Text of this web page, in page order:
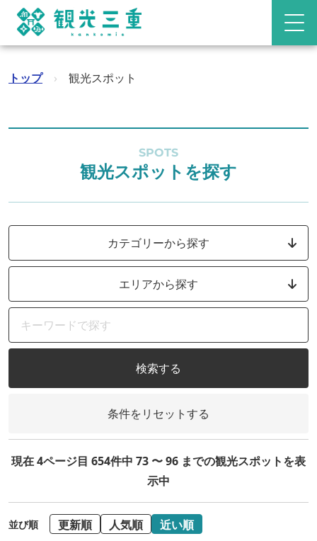
トップ › 観光スポット
SPOTS
観光スポットを探す
カテゴリーから探す
エリアから探す
検索する
条件をリセットする
現在 4ページ目 654件中 73 〜 96 までの観光スポットを表
示中
並び順 更新順 人気順 近い順